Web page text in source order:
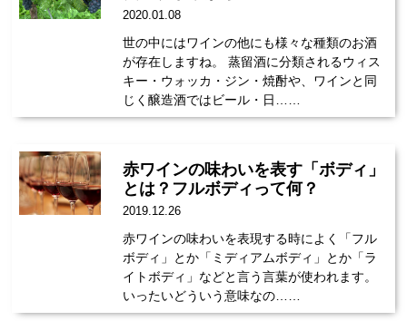
2020.01.08
世の中にはワインの他にも様々な種類のお酒
が存在しますね。 蒸留酒に分類されるウィス
キー・ウォッカ・ジン・焼酎や、ワインと同
じく醸造酒ではビール・日……
赤ワインの味わいを表す「ボディ」
とは？フルボディって何？
2019.12.26
赤ワインの味わいを表現する時によく「フル
ボディ」とか「ミディアムボディ」とか「ラ
イトボディ」などと言う言葉が使われます。
いったいどういう意味なの……